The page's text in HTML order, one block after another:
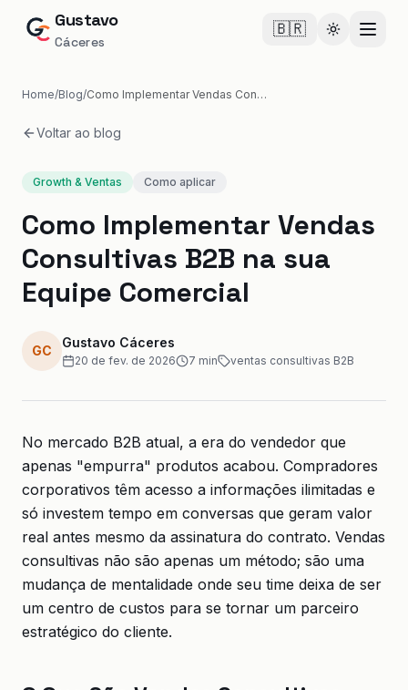
Gustavo
Cáceres
🇧🇷 Cambiar
Home/Blog/ Como Implementar Vendas Consultivas B2B na sua Equipe Comercial
Voltar ao blog
Growth & Ventas Como aplicar
Como Implementar Vendas
Consultivas B2B na sua
Equipe Comercial
GC
Gustavo Cáceres
20 de fev. de 2026 7 min ventas consultivas B2B
No mercado B2B atual, a era do vendedor que
apenas "empurra" produtos acabou. Compradores
corporativos têm acesso a informações ilimitadas e
só investem tempo em conversas que geram valor
real antes mesmo da assinatura do contrato. Vendas
consultivas não são apenas um método; são uma
mudança de mentalidade onde seu time deixa de ser
um centro de custos para se tornar um parceiro
estratégico do cliente.